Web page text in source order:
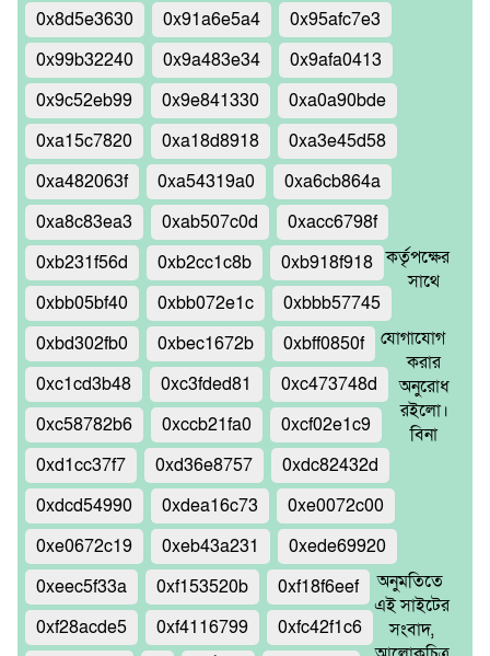
0x8d5e3630
0x91a6e5a4
0x95afc7e3
0x99b32240
0x9a483e34
0x9afa0413
0x9c52eb99
0x9e841330
0xa0a90bde
0xa15c7820
0xa18d8918
0xa3e45d58
0xa482063f
0xa54319a0
0xa6cb864a
0xa8c83ea3
0xab507c0d
0xacc6798f
0xb231f56d
0xb2cc1c8b
0xb918f918
0xbb05bf40
0xbb072e1c
0xbbb57745
0xbd302fb0
0xbec1672b
0xbff0850f
0xc1cd3b48
0xc3fded81
0xc473748d
0xc58782b6
0xccb21fa0
0xcf02e1c9
0xd1cc37f7
0xd36e8757
0xdc82432d
0xdcd54990
0xdea16c73
0xe0072c00
0xe0672c19
0xeb43a231
0xede69920
0xeec5f33a
0xf153520b
0xf18f6eef
0xf28acde5
0xf4116799 0xfc42f1c6
কর্তৃপক্ষের
সাথে
যোগাযোগ
করার
অনুরোধ
রইলো।
বিনা
অনুমতিতে
এই সাইটের
সংবাদ,